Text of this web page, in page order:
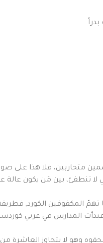
متحاربين، فلا هذا على
تنطفئ، بين مَن يكون عالة
المكفوفين الكورد, فطريقة
فبدأت المدارس في غربي
وهو لا يتجاوز العاشرة